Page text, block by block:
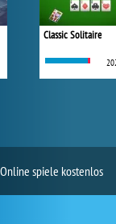
Classic Solitaire
spiele kostenlos